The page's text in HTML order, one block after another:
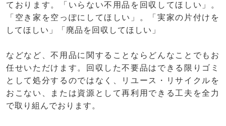
ております。「いらない不用品を回収してほしい」。
「空き家を空っぽにしてほしい」。「実家の片付けを
してほしい」「廃品を回収してほしい」
などなど、不用品に関することならどんなことでもお
任せいただけます。回収した不要品はできる限りゴミ
として処分するのではなく、リユース・リサイクルを
おこない、または資源として再利用できる工夫を全力
で取り組んでおります。